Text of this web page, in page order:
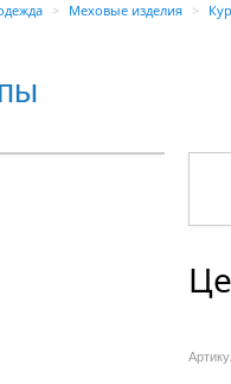
> Меховые изделия >